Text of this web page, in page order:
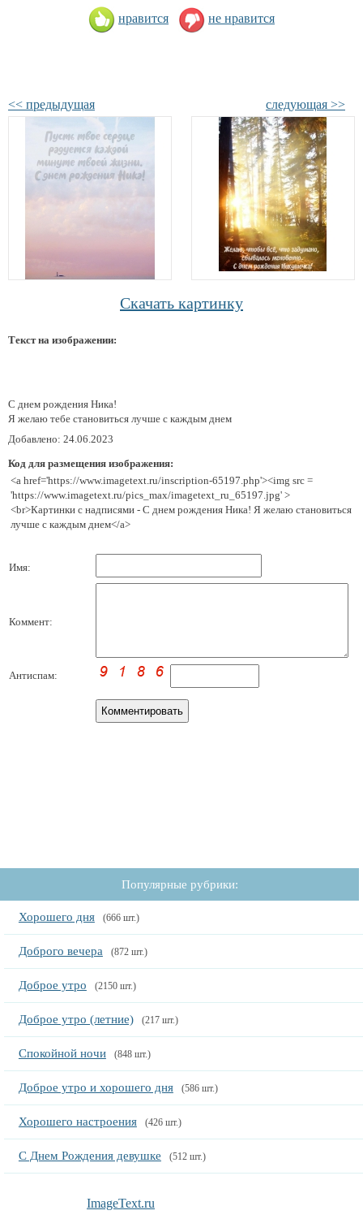
нравится не нравится
<< предыдущая следующая >>
Скачать картинку
Текст на изображении:
С днем рождения Ника!
Я желаю тебе становиться лучше с каждым днем
Добавлено: 24.06.2023
Код для размещения изображения:
<a href='https://www.imagetext.ru/inscription-65197.php'><img src =
'https://www.imagetext.ru/pics_max/imagetext_ru_65197.jpg' >
<br>Картинки с надписями - С днем рождения Ника! Я желаю становиться
лучше с каждым днем</a>
Имя:
Коммент:
Антиспам:
Популярные рубрики:
Хорошего дня (666 шт.)
Доброго вечера (872 шт.)
Доброе утро (2150 шт.)
Доброе утро (летние) (217 шт.)
Спокойной ночи (848 шт.)
Доброе утро и хорошего дня (586 шт.)
Хорошего настроения (426 шт.)
С Днем Рождения девушке (512 шт.)
ImageText.ru